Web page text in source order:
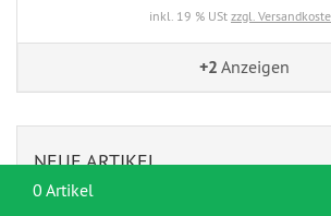
inkl. 19 % USt zzgl.
+2 Anzeigen
NEUE ARTIKEL
0 Artikel